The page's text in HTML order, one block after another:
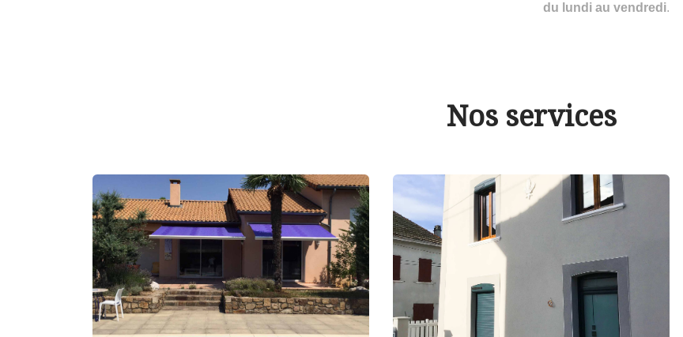
du lundi au vendredi.
Nos services